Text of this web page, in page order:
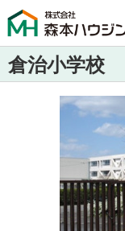
倉治小学校